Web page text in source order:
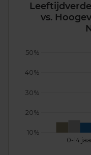
vs.
0-14
10%
20%
30%
40%
50%